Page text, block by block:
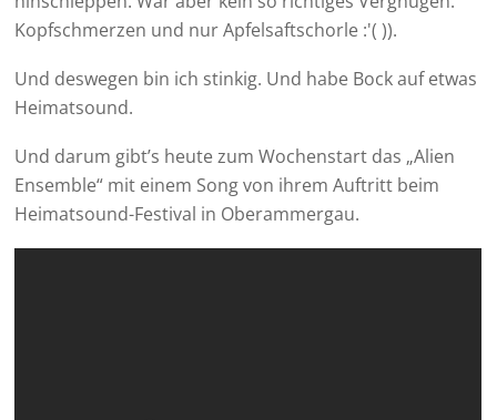
Kopfschmerzen und nur Apfelsaftschorle :'( )).
Und deswegen bin ich stinkig. Und habe Bock auf etwas
Heimatsound.
Und darum gibt’s heute zum Wochenstart das „Alien
Ensemble“ mit einem Song von ihrem Auftritt beim
Heimatsound-Festival in Oberammergau.